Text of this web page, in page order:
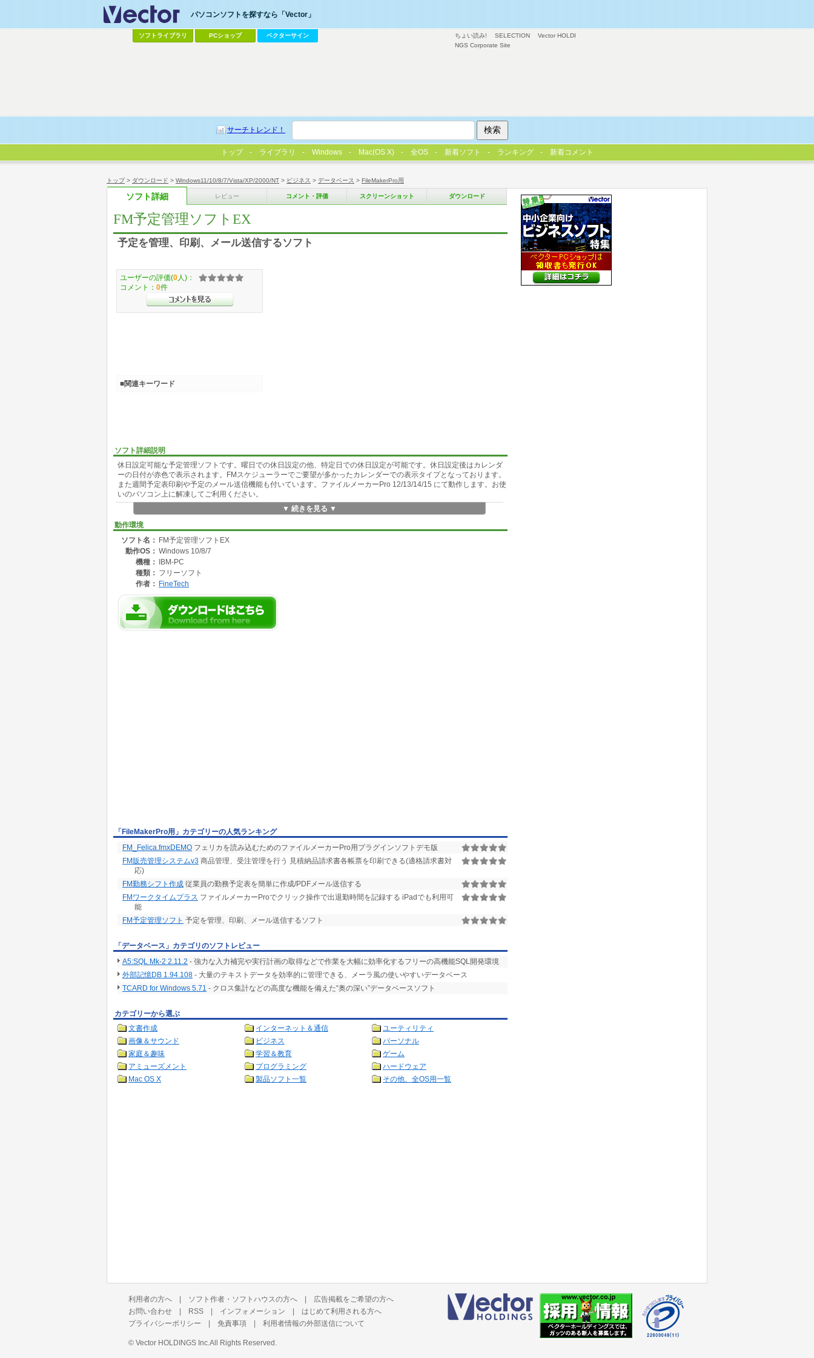
トップ> ダウンロード > Windows11/10/8/7/Vista/XP/2000/NT > ビジネス > データベース > FileMakerPro用
ソフト詳細 レビュー コメント・評価 スクリーンショット ダウンロード
FM予定管理ソフトEX
予定を管理、印刷、メール送信するソフト
ソフト詳細説明
休日設定可能な予定管理ソフトです。曜日での休日設定の他、特定日での休日設定が可能です。休日設定後はカレンダ
ーの日付が赤色で表示されます。FMスケジューラーでご要望が多かったカレンダーでの表示タイプとなっております。
また週間予定表印刷や予定のメール送信機能も付いています。ファイルメーカーPro 12/13/14/15 にて動作します。お使
いのパソコン上に解凍してご利用ください。
▼ 続きを見る ▼
動作環境
ソフト名： FM予定管理ソフトEX
動作OS： Windows 10/8/7
機種：
IBM-PC
種類： フリーソフト
作者： FineTech
ユーザーの評価(0 人)：
コメント： 0件
■関連キーワード
「FileMakerPro用」カテゴリーの人気ランキング
FM_Felica.fmxDEMO フェリカを読み込むためのファイルメーカーPro用プラグインソフトデモ版
FM販売管理システムv3 商品管理、受注管理を行う 見積納品請求書各帳票を印刷できる(適格請求書対
応)
FM勤務シフト作成 従業員の勤務予定表を簡単に作成/PDFメール送信する
FMワークタイムプラス ファイルメーカーProでクリック操作で出退勤時間を記録する iPadでも利用可
能
FM予定管理ソフト 予定を管理、印刷、メール送信するソフト
「データベース」カテゴリのソフトレビュー
A5:SQL Mk-2 2.11.2 - 強力な入力補完や実行計画の取得などで作業を大幅に効率化するフリーの高機能SQL開発環境
外部記憶DB 1.94.108 - 大量のテキストデータを効率的に管理できる、メーラ風の使いやすいデータベース
TCARD for Windows 5.71 - クロス集計などの高度な機能を備えた“奥の深い”データベースソフト
カテゴリーから選ぶ
文書作成
インターネット＆通信
ユーティリティ
画像＆サウンド
ビジネス
パーソナル
家庭＆趣味
学習＆教育
ゲーム
アミューズメント
プログラミング
ハードウェア
Mac OS X
製品ソフト一覧 その他、全OS用一覧
ちょい読み! SELECTION
Vector HOLDI
NGS Corporate Site
パソコンソフトを探すなら「Vector」
ソフトライブラリ PCショップ ベクターサイン
サーチトレンド！
トップ ライブラリ Windows Mac(OS X) 全OS 新着ソフト ランキング 新着コメント
利用者の方へ | ソフト作者・ソフトハウスの方へ | 広告掲載をご希望の方へ
お問い合わせ | RSS | インフォメーション | はじめて利用される方へ
プライバシーポリシー | 免責事項 | 利用者情報の外部送信について
© Vector HOLDINGS Inc. All Rights Reserved.